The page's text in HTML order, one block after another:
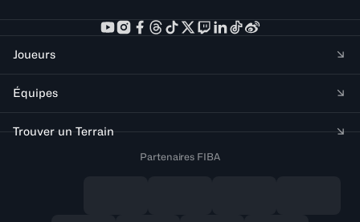
Joueurs
Équipes
Trouver un Terrain
Partenaires FIBA